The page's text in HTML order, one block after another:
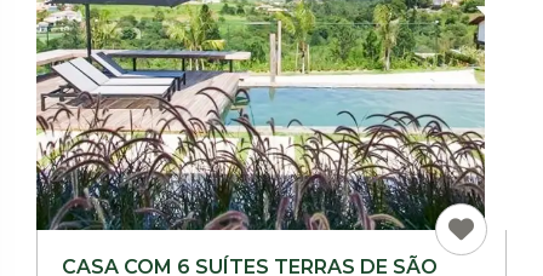
CASA COM 6 SUÍTES TERRAS DE SÃO